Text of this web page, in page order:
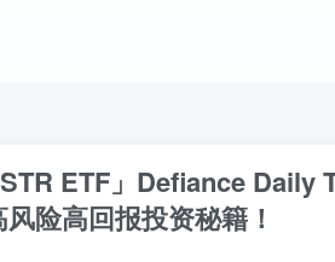
ETF」Defiance Daily
险高回报投资秘籍！